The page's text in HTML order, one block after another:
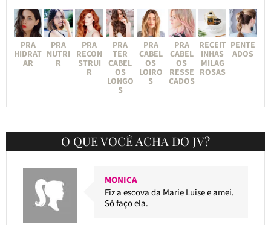
PRA
HIDRAT
AR
PRA
NUTRI
R
PRA
RECON
STRUI
R
PRA
TER
CABEL
OS
LONGO
S
PRA
CABEL
OS
LOIRO
S
PRA
CABEL
OS
RESSE
CADOS
RECEIT
INHAS
MILAG
ROSAS
PENTE
ADOS
O QUE VOCÊ ACHA DO JV?
MONICA
Fiz a escova da Marie Luise e amei.
Só faço ela.